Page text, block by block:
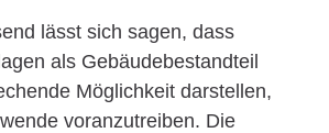
lässt sich sagen, dass
als Gebäudebestandteil
Möglichkeit darstellen,
voranzutreiben. Die